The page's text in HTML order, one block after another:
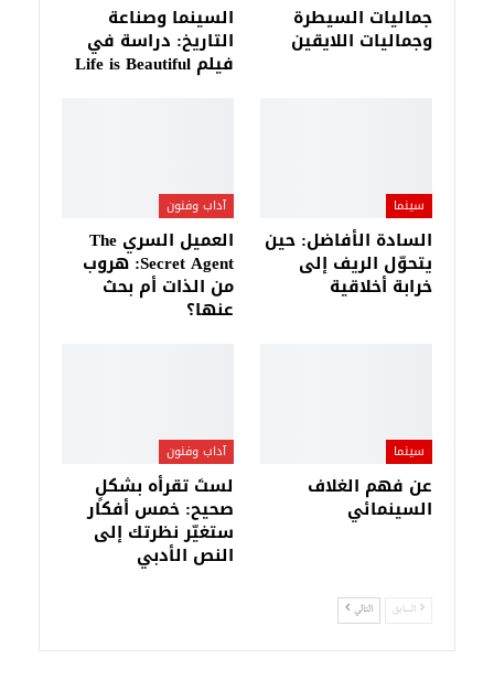
جماليات السيطرة
وجماليات اللايقين
السينما وصناعة
التاريخ: دراسة في
فيلم Life is Beautiful
سينما
السادة الأفاضل: حين
يتحوّل الريف إلى
خرابة أخلاقية
آداب وفنون
العميل السري The
Secret Agent: هروب
من الذات أم بحث
عنها؟
سينما
عن فهم الغلاف
السينمائي
آداب وفنون
لستَ تقرأه بشكلٍ
صحيح: خمس أفكار
ستغيّر نظرتك إلى
النص الأدبي
السابق التالي